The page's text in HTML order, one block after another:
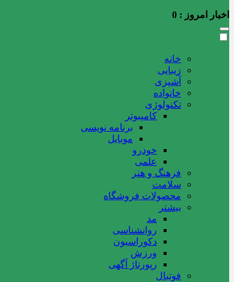
اخبار امروز : 0
خانه
زیبایی
آشپزی
خانواده
تکنولوژی
کامپیوتر
برنامه نویسی
موبایل
خودرو
علمی
فرهنگ و هنر
سلامت
محصولات فروشگاه
بیشتر
مد
روانشناسی
دکوراسیون
ورزش
رپورتاژ آگهی
فوتبال